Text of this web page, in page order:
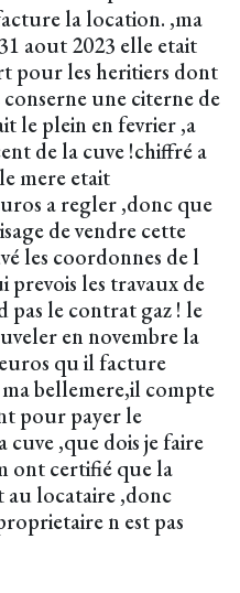
la location. ,ma
aout 2023 elle etait
pour les heritiers dont
une citerne de
le plein en fevrier ,a
de la cuve !chiffré a
mere etait
a regler ,donc que
de vendre cette
les coordonnes de l
les travaux de
pas le contrat gaz ! le
en novembre la
qu il facture
bellemere,il compte
pour payer le
,que dois je faire
ont certifié que la
au locataire ,donc
n est pas